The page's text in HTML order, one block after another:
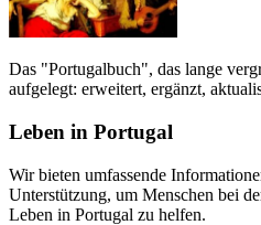
Das "Portugalbuch", das lange
aufgelegt: erweitert, ergänzt,
Leben in Portugal
Wir bieten umfassende
Unterstützung, um Menschen bei
Leben in Portugal zu helfen.